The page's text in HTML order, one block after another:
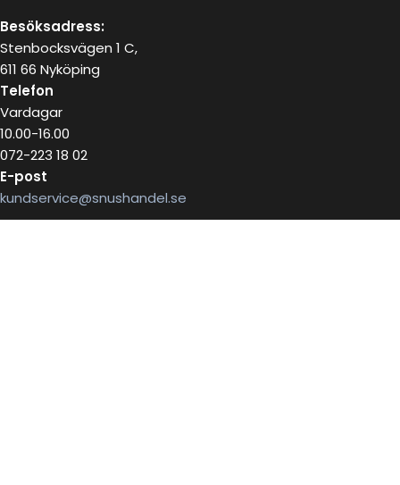
Besöksadress:
Stenbocksvägen 1 C,
611 66 Nyköping
Telefon
Vardagar
10.00-16.00
072-223 18 02
E-post
kundservice@snushandel.se